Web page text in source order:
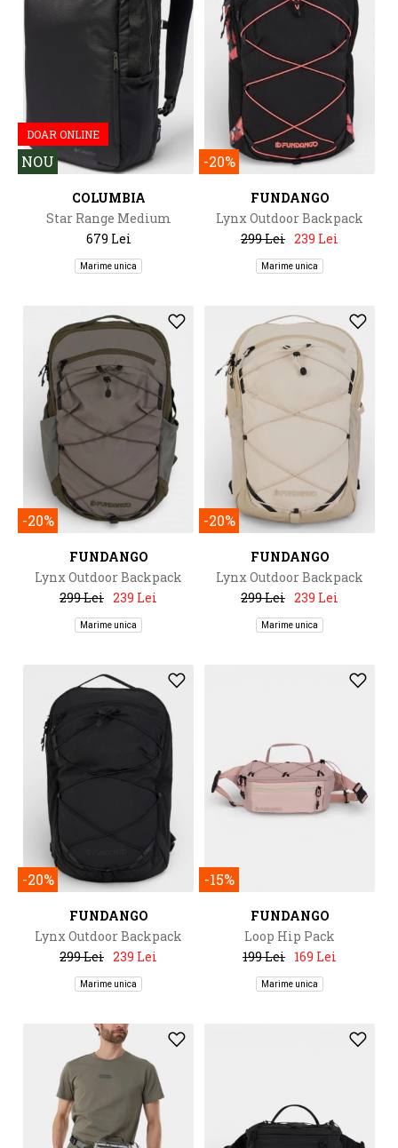
DOAR ONLINE
NOU
COLUMBIA
Star Range Medium
Backpack
679 Lei
Marime unica
-20%
FUNDANGO
Lynx Outdoor Backpack
299 Lei 239 Lei
Marime unica
-20%
FUNDANGO
Lynx Outdoor Backpack
299 Lei 239 Lei
Marime unica
-20%
FUNDANGO
Lynx Outdoor Backpack
299 Lei 239 Lei
Marime unica
-20%
FUNDANGO
Lynx Outdoor Backpack
299 Lei 239 Lei
Marime unica
-15%
FUNDANGO
Loop Hip Pack
199 Lei 169 Lei
Marime unica